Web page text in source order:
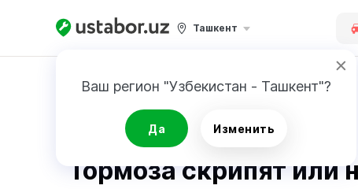
Ташкент
Ваш регион "Узбекистан - Ташкент"?
Да Изменить
Главная Блог
Ремонт авто
Тормоза скрипят или